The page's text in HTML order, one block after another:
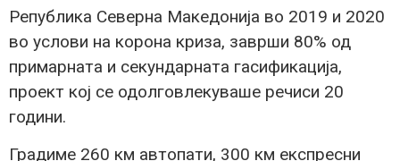
Република Северна Македонија во 2019 и 2020
во услови на корона криза, заврши 80% од
примарната и секундарната гасификација,
проект кој се одолговлекуваше речиси 20
години.
Градиме 260 км автопати, 300 км експресни